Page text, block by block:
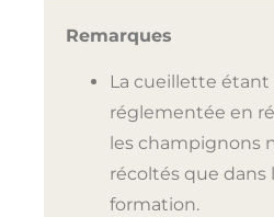
Remarques
La cueillette
réglementée en
les champignons
récoltés que dans
formation.